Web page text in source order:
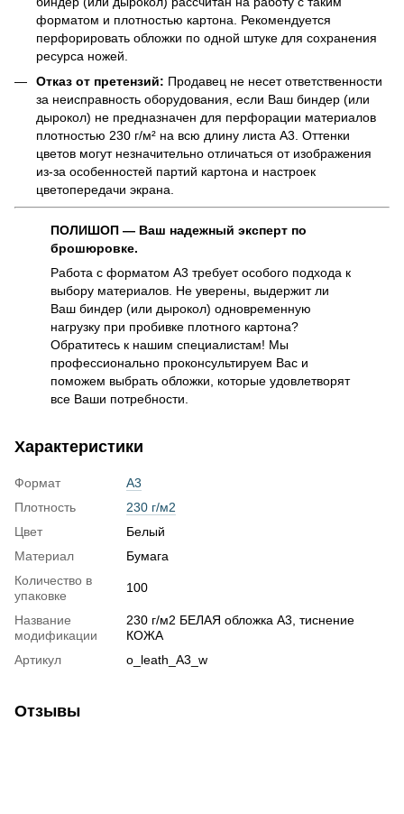
форматом и плотностью картона. Рекомендуется
перфорировать обложки по одной штуке для сохранения
ресурса ножей.
Отказ от претензий: Продавец не несет ответственности
за неисправность оборудования, если Ваш биндер (или
дырокол) не предназначен для перфорации материалов
плотностью 230 г/м² на всю длину листа А3. Оттенки
цветов могут незначительно отличаться от изображения
из-за особенностей партий картона и настроек
цветопередачи экрана.
ПОЛИШОП — Ваш надежный эксперт по
брошюровке.
Работа с форматом А3 требует особого подхода к
выбору материалов. Не уверены, выдержит ли
Ваш биндер (или дырокол) одновременную
нагрузку при пробивке плотного картона?
Обратитесь к нашим специалистам! Мы
профессионально проконсультируем Вас и
поможем выбрать обложки, которые удовлетворят
все Ваши потребности.
Характеристики
Формат
А3
Плотность
230 г/м2
Цвет
Белый
Материал
Бумага
Количество в
упаковке
100
Название
модификации
230 г/м2 БЕЛАЯ обложка А3, тиснение
КОЖА
Артикул
o_leath_A3_w
Отзывы